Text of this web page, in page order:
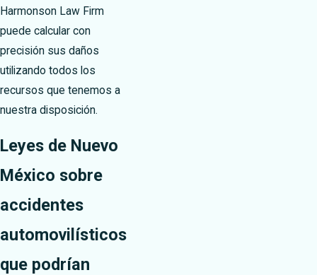
Harmonson Law Firm
puede calcular con
precisión sus daños
utilizando todos los
recursos que tenemos a
nuestra disposición.
Leyes de Nuevo
México sobre
accidentes
automovilísticos
que podrían